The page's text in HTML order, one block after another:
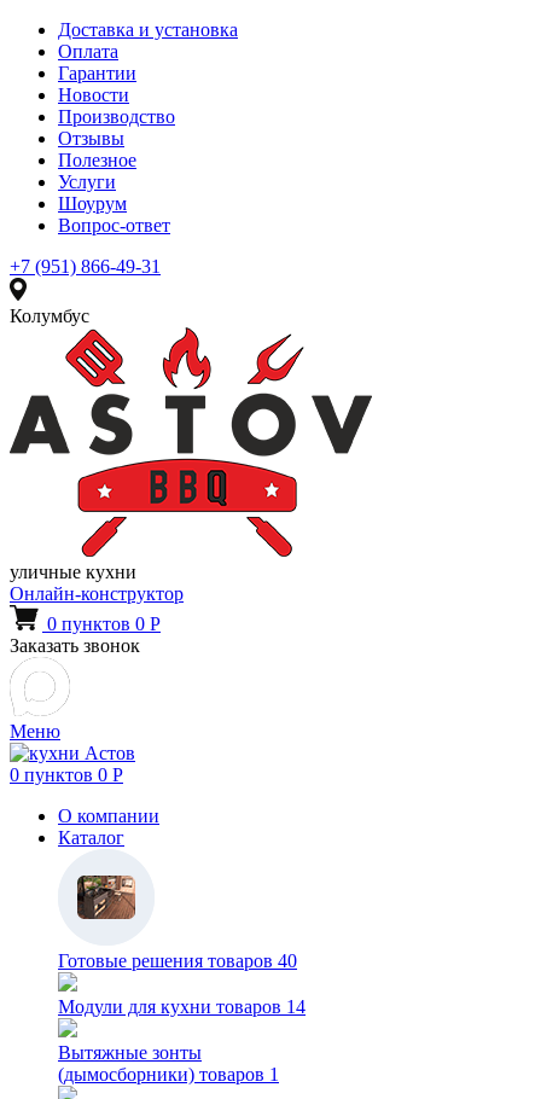
Доставка и установка
Оплата
Гарантии
Новости
Производство
Отзывы
Полезное
Услуги
Шоурум
Вопрос-ответ
+7 (951) 866-49-31
Колумбус
уличные кухни
Онлайн-конструктор
0 пунктов 0 Р
Заказать звонок
Меню
0 пунктов 0 Р
О компании
Каталог
Готовые решения товаров 40
Модули для кухни товаров 14
Вытяжные зонты
(дымосборники) товаров 1